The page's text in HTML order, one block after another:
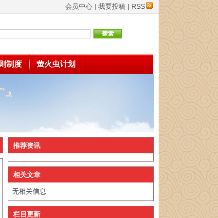
会员中心 | 我要投稿 | RSS
制度 萤火虫计划
推荐资讯
相关文章
无相关信息
栏目更新